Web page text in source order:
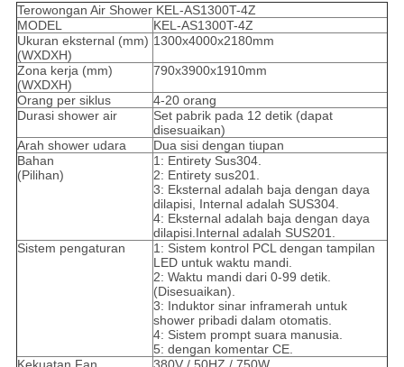
Terowongan Air Shower KEL-AS1300T-4Z
MODEL
KEL-AS1300T-4Z
Ukuran eksternal (mm)
(WXDXH)
1300x4000x2180mm
Zona kerja (mm)
(WXDXH)
790x3900x1910mm
Orang per siklus
4-20 orang
Durasi shower air
Set pabrik pada 12 detik (dapat
disesuaikan)
Arah shower udara
Dua sisi dengan tiupan
Bahan
(Pilihan)
1: Entirety Sus304.
2: Entirety sus201.
3: Eksternal adalah baja dengan daya
dilapisi, Internal adalah SUS304.
4: Eksternal adalah baja dengan daya
dilapisi.Internal adalah SUS201.
Sistem pengaturan
1: Sistem kontrol PCL dengan tampilan
LED untuk waktu mandi.
2: Waktu mandi dari 0-99 detik.
(Disesuaikan).
3: Induktor sinar inframerah untuk
shower pribadi dalam otomatis.
4: Sistem prompt suara manusia.
5: dengan komentar CE.